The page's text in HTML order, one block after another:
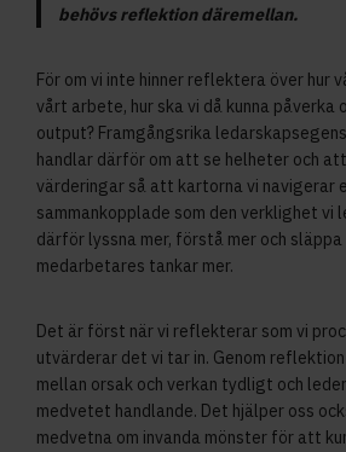
behövs reflektion däremellan.
För om vi inte hinner reflektera över hur
vårt arbete, hur ska vi då kunna
output? Framgångsrika
handlar därför om att se helheter och
värderingar så att kartorna vi navigerar
sammankopplade som den verklighet vi
därför lyssna mer, förstå mer och släppa
medarbetares tankar mer.
Det är först när vi reflekterar som vi
utvärderar det vi tar in. Genom
mellan orsak och verkan tydligt och
medvetet handlande. Det hjälper oss
medvetna om invanda mönster för att